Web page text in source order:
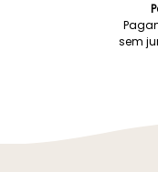
sem